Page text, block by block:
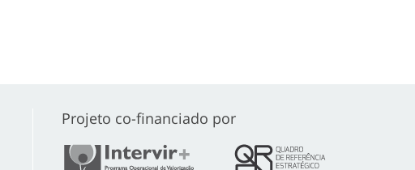
Projeto co-financiado por